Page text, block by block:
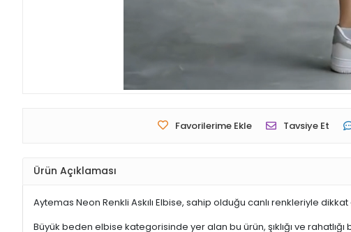
Büyük beden elbise kategorisinde yer alan bu ürün, şıklığı ve rahatlığı
Neon renkli tasarımıyla yaz aylarının enerjisini üzerinde taşıyan bu
Neon askı detayı olan elbise, vücuda rahatça oturur ve hareket
Plaj günlerinden şehir kombinlerine kadar geniş bir kullanım
Kol Tipi